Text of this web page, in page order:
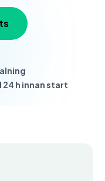
h innan start